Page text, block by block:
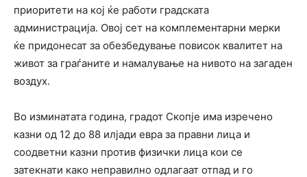
приоритети на кој ќе работи градската
администрација. Овој сет на комплементарни мерки
ќе придонесат за обезбедување повисок квалитет на
живот за граѓаните и намалување на нивото на загаден
воздух.
Во изминатата година, градот Скопје има изречено
казни од 12 до 88 илјади евра за правни лица и
соодветни казни против физички лица кои се
затекнати како неправилно одлагаат отпад и го